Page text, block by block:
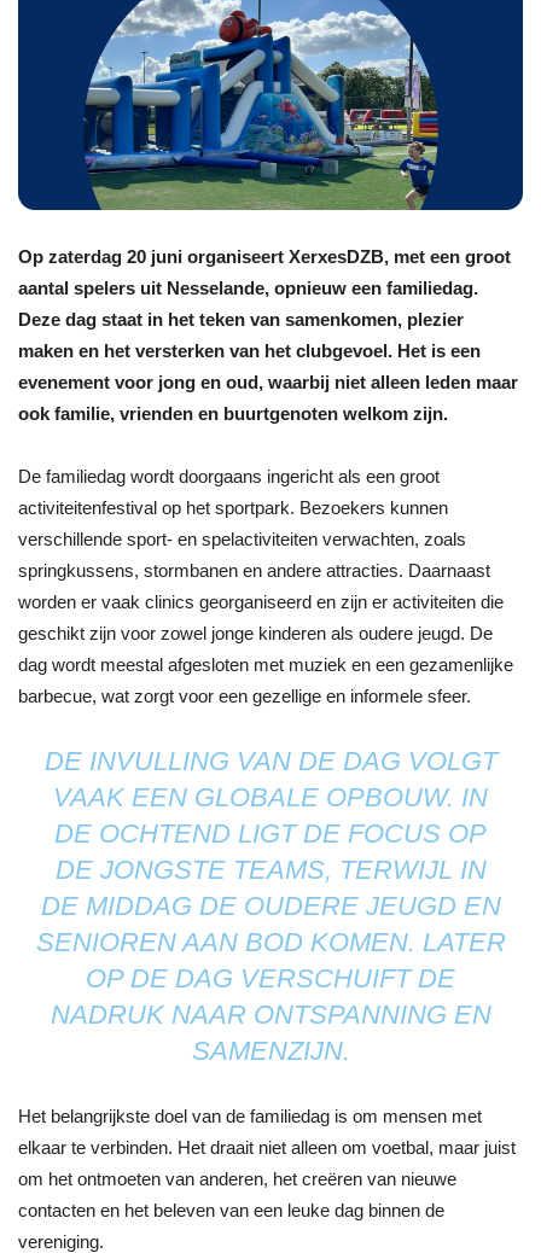
Op zaterdag 20 juni organiseert XerxesDZB, met een groot
aantal spelers uit Nesselande, opnieuw een familiedag.
Deze dag staat in het teken van samenkomen, plezier
maken en het versterken van het clubgevoel. Het is een
evenement voor jong en oud, waarbij niet alleen leden maar
ook familie, vrienden en buurtgenoten welkom zijn.
De familiedag wordt doorgaans ingericht als een groot
activiteitenfestival op het sportpark. Bezoekers kunnen
verschillende sport- en spelactiviteiten verwachten, zoals
springkussens, stormbanen en andere attracties. Daarnaast
worden er vaak clinics georganiseerd en zijn er activiteiten die
geschikt zijn voor zowel jonge kinderen als oudere jeugd. De
dag wordt meestal afgesloten met muziek en een gezamenlijke
barbecue, wat zorgt voor een gezellige en informele sfeer.
DE INVULLING VAN DE DAG VOLGT
VAAK EEN GLOBALE OPBOUW. IN
DE OCHTEND LIGT DE FOCUS OP
DE JONGSTE TEAMS, TERWIJL IN
DE MIDDAG DE OUDERE JEUGD EN
SENIOREN AAN BOD KOMEN. LATER
OP DE DAG VERSCHUIFT DE
NADRUK NAAR ONTSPANNING EN
SAMENZIJN.
Het belangrijkste doel van de familiedag is om mensen met
elkaar te verbinden. Het draait niet alleen om voetbal, maar juist
om het ontmoeten van anderen, het creëren van nieuwe
contacten en het beleven van een leuke dag binnen de
vereniging.